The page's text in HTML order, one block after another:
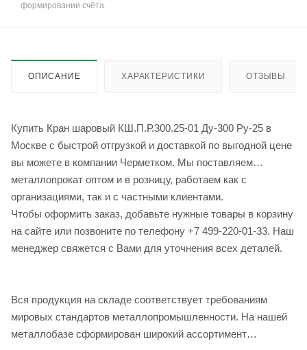
формировании счёта.
ОПИСАНИЕ ХАРАКТЕРИСТИКИ ОТЗЫВЫ
Купить Кран шаровый КШ.П.Р.300.25-01 Ду-300 Ру-25 в
Москве с быстрой отгрузкой и доставкой по выгодной цене
вы можете в компании Черметком. Мы поставляем
металлопрокат оптом и в розницу, работаем как с
организациями, так и с частными клиентами.
Чтобы оформить заказ, добавьте нужные товары в корзину
на сайте или позвоните по телефону +7 499-220-01-33. Наш
менеджер свяжется с Вами для уточнения всех деталей.
Вся продукция на складе соответствует требованиям
мировых стандартов металлопромышленности. На нашей
металлобазе сформирован широкий ассортимент